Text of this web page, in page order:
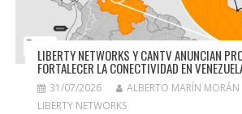
LIBERTY NETWORKS Y CANTV ANUNCIAN
FORTALECER LA CONECTIVIDAD EN
31/07/2026 ALBERTO MARÍN MORÁN
LIBERTY NETWORKS